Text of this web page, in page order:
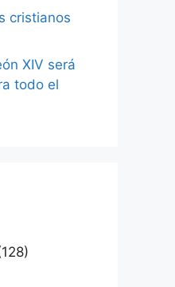
cristianos
XIV será
todo el